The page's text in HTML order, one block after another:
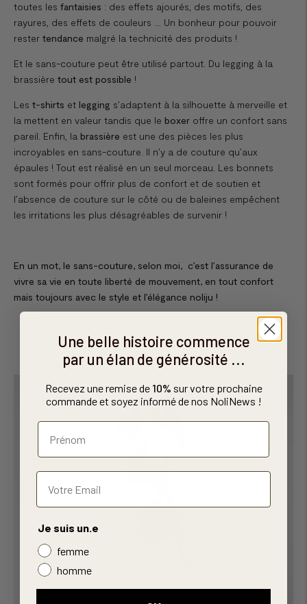
toutes les fantaisies : des effets ajourés, des motifs, des
rayures, des effets de couleurs … Un bonheur pour pouvoir
rester tendance malgré la technicité des produits !
Et le sans-couture peut être utilisé partout. Du legging à la
brassière tout est possible !
Les t-shirts et legging s’adaptent à la silhouette à merveille et
la mettent en valeur tandis que le boxer offre un confort sans
pareil. Enfin, la brassière est une des pièces les plus
incroyables en sans-couture. Il n’y a de couture qu’aux
épaules ! Tout est réalisé en un seul morceau. Les bonnets
sont formés pour offrir plus de confort et de soutien et
l’absence de couture sur le côté ou de baleines empêchent
les irritations les plus désagréables de survenir !
En un mot, le sans-couture, selon moi, c’est l’assurance de
vivre sa vie en toute liberté de mouvement, en tout confort
mais toujours avec le style et l’élégance noliju !
Une belle histoire commence
par un élan de générosité ...
Recevez une remise de 10% sur votre prochaine
commande et soyez informé de nos NoliNews !
Je suis un.e
femme
homme